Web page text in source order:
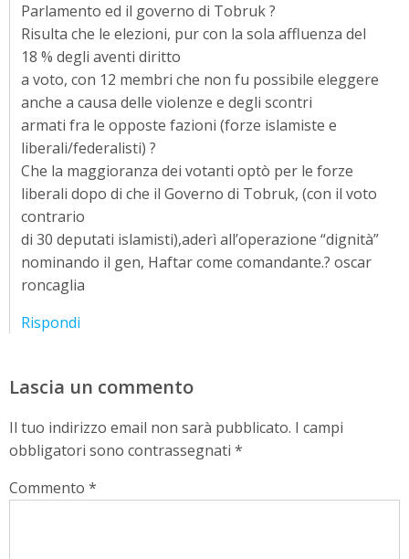
Parlamento ed il governo di Tobruk ?
Risulta che le elezioni, pur con la sola affluenza del
18 % degli aventi diritto
a voto, con 12 membri che non fu possibile eleggere
anche a causa delle violenze e degli scontri
armati fra le opposte fazioni (forze islamiste e
liberali/federalisti) ?
Che la maggioranza dei votanti optò per le forze
liberali dopo di che il Governo di Tobruk, (con il voto
contrario
di 30 deputati islamisti),aderì all’operazione “dignità”
nominando il gen, Haftar come comandante.? oscar
roncaglia
Rispondi
Lascia un commento
Il tuo indirizzo email non sarà pubblicato. I campi
obbligatori sono contrassegnati *
Commento *